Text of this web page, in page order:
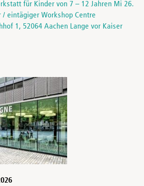
für Kinder von 7 – 12 Jahren Mi 26.
/ eintägiger Workshop Centre
1, 52064 Aachen Lange vor Kaiser